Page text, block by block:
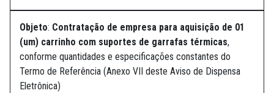
Objeto: Contratação de empresa para aquisição de 01
(um) carrinho com suportes de garrafas térmicas,
conforme quantidades e especificações constantes do
Termo de Referência (Anexo VII deste Aviso de Dispensa
Eletrônica)